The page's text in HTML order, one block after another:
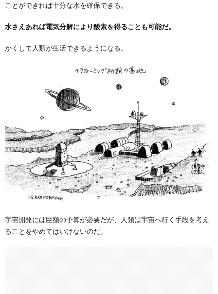
ことができれば十分な水を確保できる。
水さえあれば電気分解により酸素を得ることも可能だ。
かくして人類が生活できるようになる。
宇宙開発には巨額の予算が必要だが、人類は宇宙へ行く手段を考え
ることをやめてはいけないのだ。